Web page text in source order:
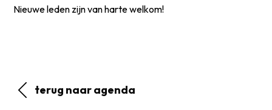
Nieuwe leden zijn van harte welkom!
terug naar agenda